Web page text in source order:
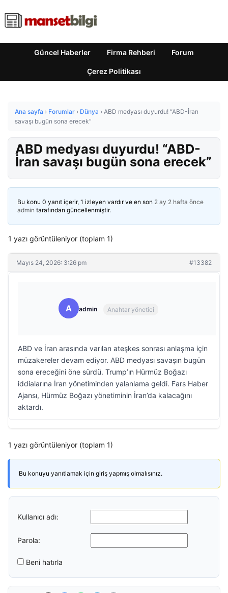
Güncel Haberler Firma Rehberi Forum
Çerez Politikası
Ana sayfa › Forumlar › Dünya › ABD medyası duyurdu! “ABD-İran
savaşı bugün sona erecek”
ABD medyası duyurdu! “ABD-
İran savaşı bugün sona erecek”
Bu konu 0 yanıt içerir, 1 izleyen vardır ve en son 2 ay 2 hafta önce
admin tarafından güncellenmiştir.
1 yazı görüntüleniyor (toplam 1)
Mayıs 24, 2026: 3:26 pm #13382
A admin Anahtar yönetici
ABD ve İran arasında varılan ateşkes sonrası anlaşma için
müzakereler devam ediyor. ABD medyası savaşın bugün
sona ereceğini öne sürdü. Trump’ın Hürmüz Boğazı
iddialarına İran yönetiminden yalanlama geldi. Fars Haber
Ajansı, Hürmüz Boğazı yönetiminin İran’da kalacağını
aktardı.
1 yazı görüntüleniyor (toplam 1)
Bu konuyu yanıtlamak için giriş yapmış olmalısınız.
Kullanıcı adı:
Parola:
Beni hatırla